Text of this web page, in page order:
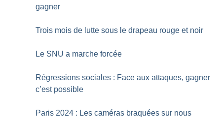
gagner
Trois mois de lutte sous le drapeau rouge et noir
Le SNU a marche forcée
Régressions sociales : Face aux attaques, gagner
c’est possible
Paris 2024 : Les caméras braquées sur nous